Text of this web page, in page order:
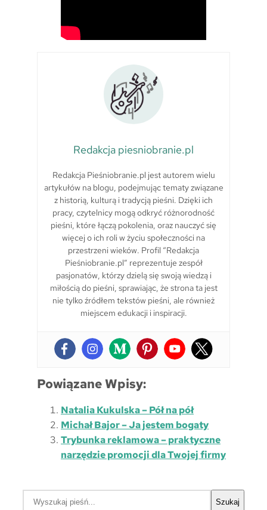
Redakcja piesniobranie.pl
Redakcja Pieśniobranie.pl jest autorem wielu
artykułów na blogu, podejmując tematy związane
z historią, kulturą i tradycją pieśni. Dzięki ich
pracy, czytelnicy mogą odkryć różnorodność
pieśni, które łączą pokolenia, oraz nauczyć się
więcej o ich roli w życiu społeczności na
przestrzeni wieków. Profil “Redakcja
Pieśniobranie.pl” reprezentuje zespół
pasjonatów, którzy dzielą się swoją wiedzą i
miłością do pieśni, sprawiając, że strona ta jest
nie tylko źródłem tekstów pieśni, ale również
miejscem edukacji i inspiracji.
Powiązane Wpisy:
Natalia Kukulska – Pół na pół
Michał Bajor – Ja jestem bogaty
Trybunka reklamowa – praktyczne
narzędzie promocji dla Twojej firmy
Szukaj